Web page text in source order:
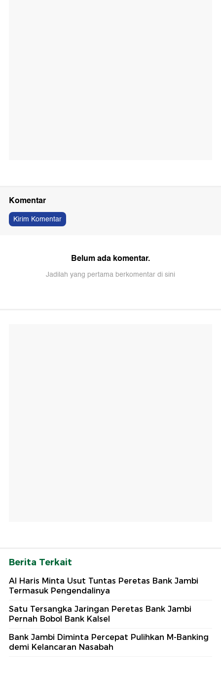
Komentar
Kirim Komentar
Belum ada komentar.
Jadilah yang pertama berkomentar di sini
Berita Terkait
Al Haris Minta Usut Tuntas Peretas Bank Jambi
Termasuk Pengendalinya
Satu Tersangka Jaringan Peretas Bank Jambi
Pernah Bobol Bank Kalsel
Bank Jambi Diminta Percepat Pulihkan M-Banking
demi Kelancaran Nasabah